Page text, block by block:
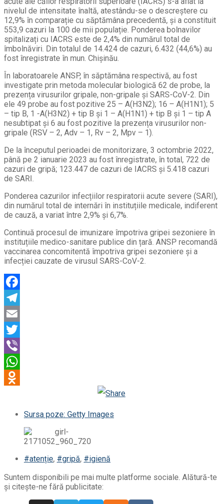
nivelul de intensitate înaltă, atestându-se o descreștere cu
12,9% în comparație cu săptămâna precedentă, și a constituit
553,9 cazuri la 100 de mii populație. Ponderea bolnavilor
spitalizați cu IACRS este de 2,4% din numărul total de
îmbolnăviri. Din totalul de 14.424 de cazuri, 6.432 (44,6%) au
fost înregistrate în mun. Chișinău.
În laboratoarele ANSP, în săptămâna respectivă, au fost
investigate prin metoda molecular biologică 62 de probe, la
prezența virusurilor gripale, non-gripale și SARS-CoV-2. Din
ele 49 probe au fost pozitive 25 – A(H3N2); 16 – A(H1N1); 5
– tip B, 1 -A(H3N2) + tip B și 1 – A(H1N1) + tip B și 1 – tip A
nesubtipat și 6 au fost pozitive la prezența virusurilor non-
gripale (RSV – 2, Adv – 1, Rv – 2, Mpv – 1).
De la începutul perioadei de monitorizare, 3 octombrie 2022,
până pe 2 ianuarie 2023 au fost înregistrate, în total, 722 de
cazuri de gripă; 123.447 de cazuri de IACRS și 5.418 cazuri
de SARI.
Ponderea cazurilor infecțiilor respiratorii acute severe (SARI),
din numărul total de internări în instituțiile medicale, indiferent
de cauză, a variat între 2,9% și 6,7%.
Continuă procesul de imunizare împotriva gripei sezoniere în
instituțiile medico-sanitare publice din țară. ANSP recomandă
vaccinarea concomitentă împotriva gripei sezoniere și a
infecției cauzate de virusul SARS-CoV-2.
Odnoklassniki
Sursa poze: Getty Images
#atenție, #gripă, #igienă
Suntem disponibili pe mai multe platforme sociale. Alătură-te
și citește-ne fără publicitate: